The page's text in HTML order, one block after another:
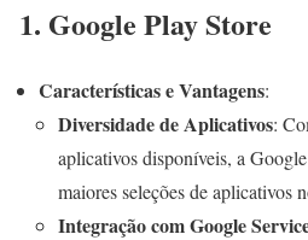
1. Google Play Store
Características e Vantagens:
Diversidade de Aplicativos:
aplicativos disponíveis, a
maiores seleções de aplicativos
Integração com Google